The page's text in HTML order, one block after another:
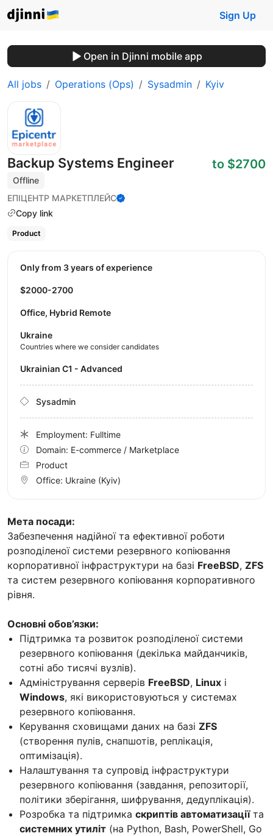
Sign Up
Open in Djinni mobile app
All jobs Operations (Ops) Sysadmin Kyiv
Backup Systems Engineer
Offline
ЕПІЦЕНТР МАРКЕТПЛЕЙС
Copy link
to $2700
Product
Мета посади:
Забезпечення надійної та ефективної роботи
розподіленої системи резервного копіювання
корпоративної інфраструктури на базі FreeBSD, ZFS
та систем резервного копіювання корпоративного
рівня.
Основні обов’язки:
Підтримка та розвиток розподіленої системи
резервного копіювання (декілька майданчиків,
сотні або тисячі вузлів).
Адміністрування серверів FreeBSD, Linux і
Windows, які використовуються у системах
резервного копіювання.
Керування сховищами даних на базі ZFS
(створення пулів, снапшотів, реплікація,
оптимізація).
Налаштування та супровід інфраструктури
резервного копіювання (завдання, репозиторії,
політики зберігання, шифрування, дедуплікація).
Розробка та підтримка скриптів автоматизаціїта
системних утиліт (на Python, Bash, PowerShell, Go
Only from 3 years of experience
$2000-2700
Office, Hybrid Remote
Ukraine
Countries where we consider candidates
Ukrainian C1 - Advanced
Sysadmin
Employment: Fulltime
Domain: E-commerce / Marketplace
Product
Office: Ukraine (Kyiv)